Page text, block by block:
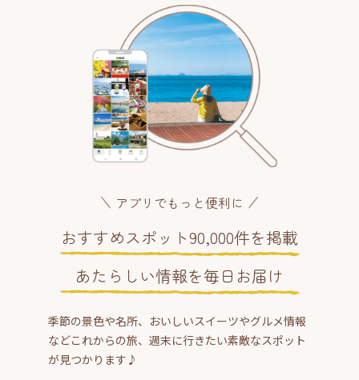
アプリでもっと便利に
おすすめスポット90,000件を掲載
あたらしい情報を毎日お届け
季節の景色や名所、おいしいスイーツやグルメ情報
などこれからの旅、週末に行きたい素敵なスポット
が見つかります♪